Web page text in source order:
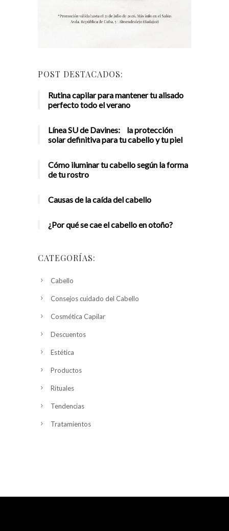
POST DESTACADOS:
Rutina capilar para mantener tu alisado
perfecto todo el verano
Línea SU de Davines: la protección
solar definitiva para tu cabello y tu piel
Cómo iluminar tu cabello según la forma
de tu rostro
Causas de la caída del cabello
¿Por qué se cae el cabello en otoño?
CATEGORÍAS:
Cabello
Consejos cuidado del Cabello
Cosmética Capilar
Descuentos
Estética
Productos
Rituales
Tendencias
Tratamientos